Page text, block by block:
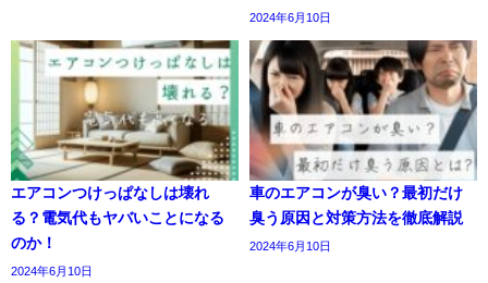
2024年6月10日
エアコンつけっぱなしは壊れ
る？電気代もヤバいことになる
のか！
2024年6月10日
車のエアコンが臭い？最初だけ
臭う原因と対策方法を徹底解説
2024年6月10日